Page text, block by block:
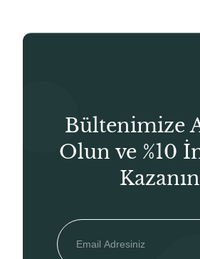
Bültenimize
Olun ve %10
Kazanın